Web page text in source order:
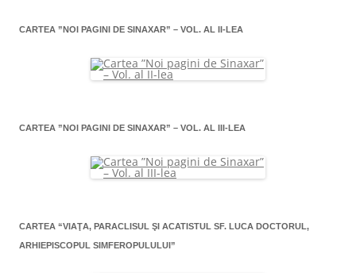
CARTEA ”NOI PAGINI DE SINAXAR” – VOL. AL II-LEA
CARTEA ”NOI PAGINI DE SINAXAR” – VOL. AL III-LEA
CARTEA “VIAŢA, PARACLISUL ŞI ACATISTUL SF. LUCA DOCTORUL,
ARHIEPISCOPUL SIMFEROPULULUI”